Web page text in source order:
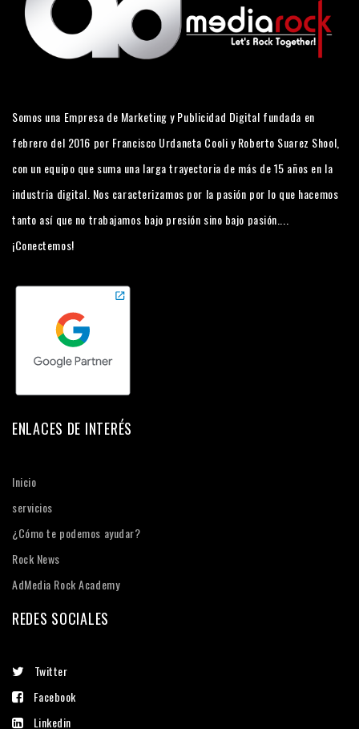
Somos una Empresa de Marketing y Publicidad Digital fundada en
febrero del 2016 por Francisco Urdaneta Cooli y Roberto Suarez Shool,
con un equipo que suma una larga trayectoria de más de 15 años en la
industria digital. Nos caracterizamos por la pasión por lo que hacemos
tanto así que no trabajamos bajo presión sino bajo pasión....
¡Conectemos!
ENLACES DE INTERÉS
Inicio
servicios
¿Cómo te podemos ayudar?
Rock News
AdMedia Rock Academy
REDES SOCIALES
Twitter
Facebook
Linkedin